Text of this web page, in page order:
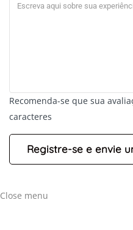
Recomenda-se que sua
caracteres
Close menu